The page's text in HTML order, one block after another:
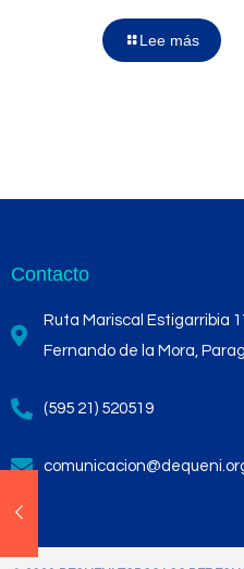
Lee más
Contacto
Ruta Mariscal Estigarribia
Fernando de la Mora,
(595 21) 520519